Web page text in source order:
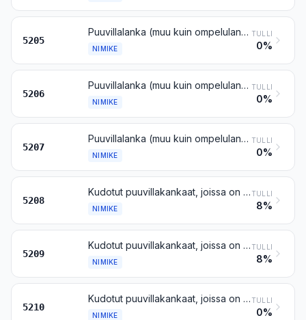
5205
Puuvillalanka (muu kuin ompelulanka), jossa on vähintään 85 painoprosenttia puuvillaa, ei kuitenkaan vähittäismyyntimuodoissa
NIMIKE
TULLI
0%
5206
Puuvillalanka (muu kuin ompelulanka), jossa on vähemmän kuin 85 painoprosenttia puuvillaa, ei kuitenkaan vähittäismyyntimuodoissa
NIMIKE
TULLI
0%
5207
Puuvillalanka (muu kuin ompelulanka), vähittäismyyntimuodoissa
NIMIKE
TULLI
0%
5208
Kudotut puuvillakankaat, joissa on vähintään 85 painoprosenttia puuvillaa, paino enintään 200 g/m²
NIMIKE
TULLI
8%
5209
Kudotut puuvillakankaat, joissa on vähintään 85 painoprosenttia puuvillaa, paino suurempi kuin 200 g/m²
NIMIKE
TULLI
8%
5210
Kudotut puuvillakankaat, joissa on vähemmän kuin 85 painoprosenttia puuvillaa, sekoitettuna pääasiallisesti tai yksinomaan tekokuitujen kanssa, paino enintään 200 g/m²
NIMIKE
TULLI
0%